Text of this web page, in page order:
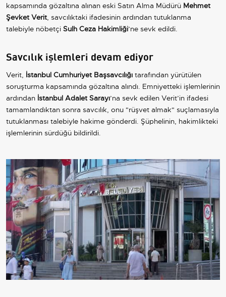
kapsamında gözaltına alınan eski Satın Alma Müdürü Mehmet
Şevket Verit, savcılıktaki ifadesinin ardından tutuklanma
talebiyle nöbetçi Sulh Ceza Hakimliği’ne sevk edildi.
Savcılık işlemleri devam ediyor
Verit, İstanbul Cumhuriyet Başsavcılığı tarafından yürütülen
soruşturma kapsamında gözaltına alındı. Emniyetteki işlemlerinin
ardından İstanbul Adalet Sarayı’na sevk edilen Verit’in ifadesi
tamamlandıktan sonra savcılık, onu "rüşvet almak" suçlamasıyla
tutuklanması talebiyle hakime gönderdi. Şüphelinin, hakimlikteki
işlemlerinin sürdüğü bildirildi.